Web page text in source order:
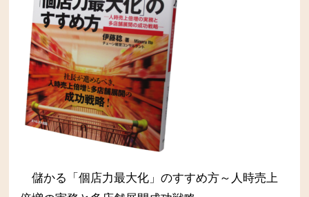
儲かる「個店力最大化」のすすめ方～人時売上